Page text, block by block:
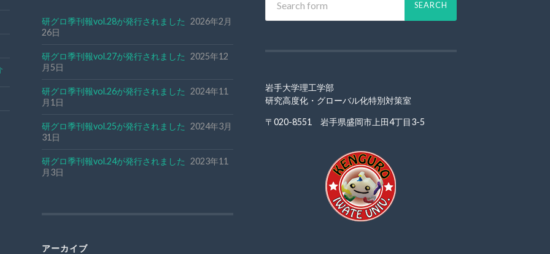
研グロ季刊報vol.28が発行されました 2026年2月
26日
研グロ季刊報vol.27が発行されました 2025年12
月5日
研グロ季刊報vol.26が発行されました 2024年11
月1日
研グロ季刊報vol.25が発行されました 2024年3月
31日
研グロ季刊報vol.24が発行されました 2023年11
月3日
アーカイブ
岩手大学理工学部
研究高度化・グローバル化特別対策室
〒020-8551 岩手県盛岡市上田4丁目3-5